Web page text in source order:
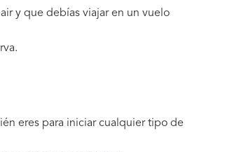
y que debías viajar en un vuelo
eres para iniciar cualquier tipo de